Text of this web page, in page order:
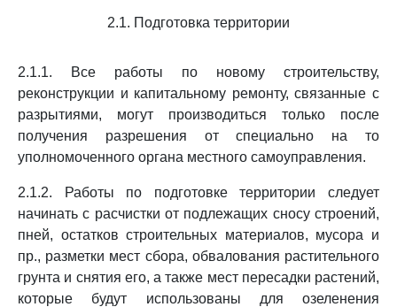
2.1. Подготовка территории
2.1.1. Все работы по новому строительству,
реконструкции и капитальному ремонту, связанные с
разрытиями, могут производиться только после
получения разрешения от специально на то
уполномоченного органа местного самоуправления.
2.1.2. Работы по подготовке территории следует
начинать с расчистки от подлежащих сносу строений,
пней, остатков строительных материалов, мусора и
пр., разметки мест сбора, обвалования растительного
грунта и снятия его, а также мест пересадки растений,
которые будут использованы для озеленения